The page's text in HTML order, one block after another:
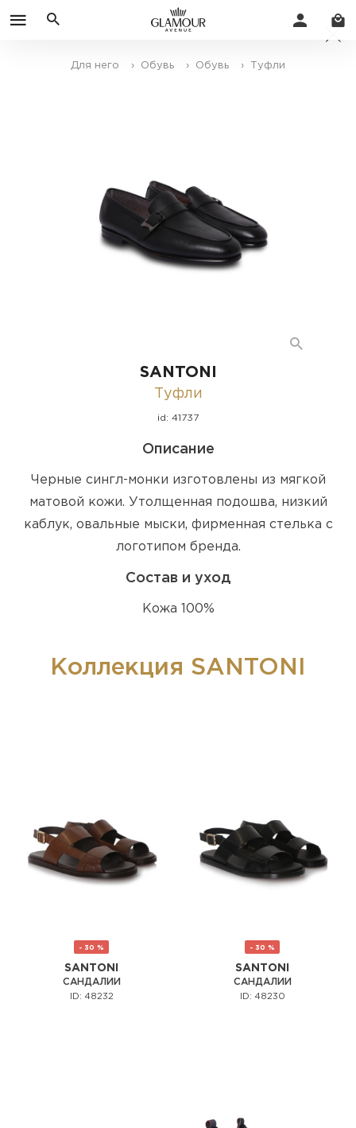
Для него › Обувь › Обувь › Туфли
SANTONI
Туфли
id: 41737
Описание
Черные сингл-монки изготовлены из мягкой
матовой кожи. Утолщенная подошва, низкий
каблук, овальные мыски, фирменная стелька с
логотипом бренда.
Состав и уход
Кожа 100%
Коллекция SANTONI
- 30 %
SANTONI
САНДАЛИИ
ID: 48232
- 30 %
SANTONI
САНДАЛИИ
ID: 48230